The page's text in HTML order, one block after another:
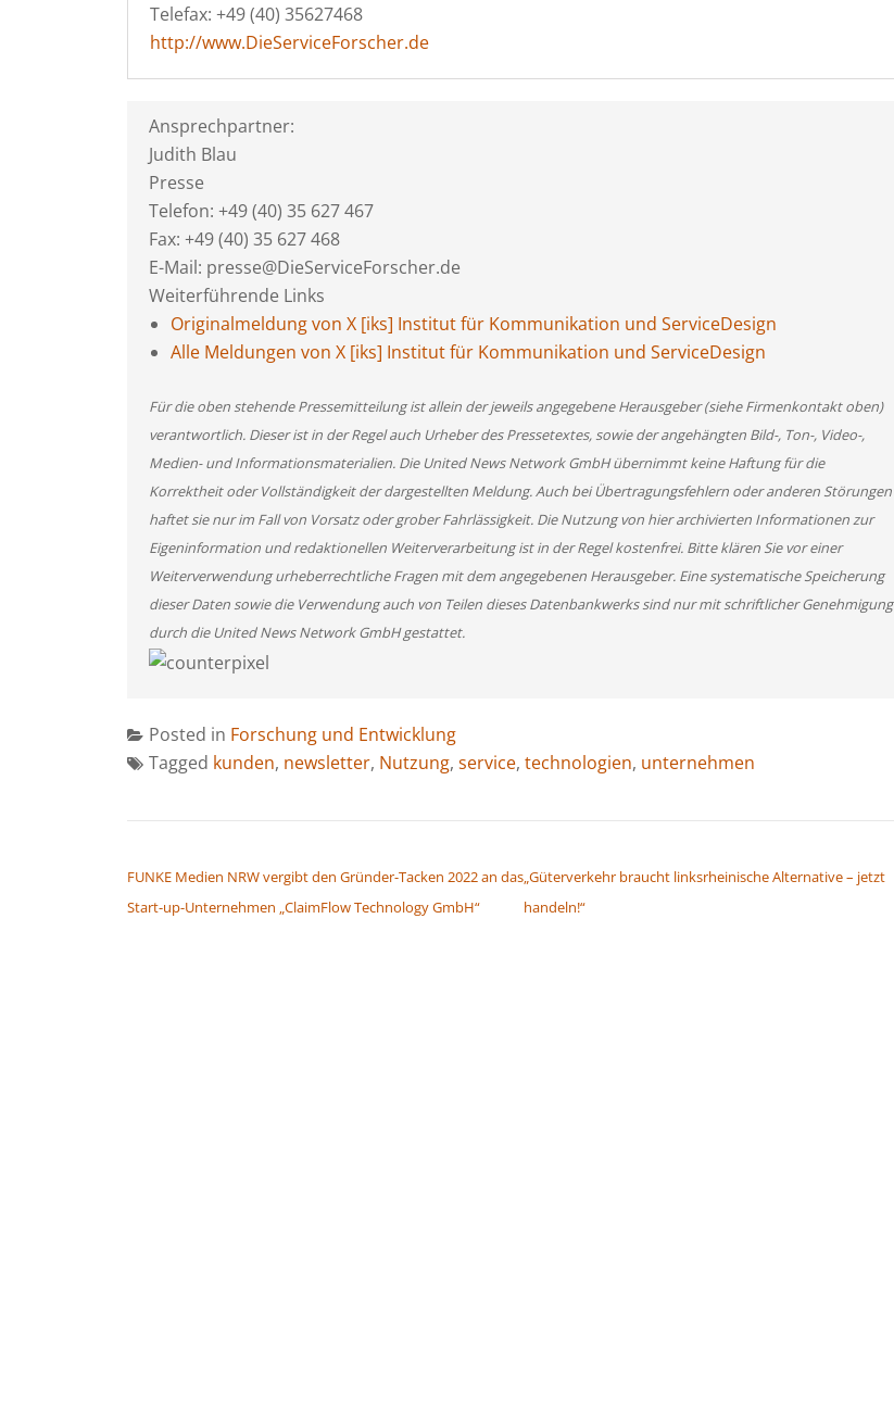
Telefax: +49 (40) 35627468
http://www.DieServiceForscher.de
Ansprechpartner:
Judith Blau
Presse
Telefon: +49 (40) 35 627 467
Fax: +49 (40) 35 627 468
E-Mail: presse@DieServiceForscher.de
Weiterführende Links
Originalmeldung von X [iks] Institut für Kommunikation und ServiceDesign
Alle Meldungen von X [iks] Institut für Kommunikation und ServiceDesign
Für die oben stehende Pressemitteilung ist allein der jeweils angegebene Herausgeber (siehe Firmenkontakt oben)
verantwortlich. Dieser ist in der Regel auch Urheber des Pressetextes, sowie der angehängten Bild-, Ton-, Video-,
Medien- und Informationsmaterialien. Die United News Network GmbH übernimmt keine Haftung für die
Korrektheit oder Vollständigkeit der dargestellten Meldung. Auch bei Übertragungsfehlern oder anderen Störungen
haftet sie nur im Fall von Vorsatz oder grober Fahrlässigkeit. Die Nutzung von hier archivierten Informationen zur
Eigeninformation und redaktionellen Weiterverarbeitung ist in der Regel kostenfrei. Bitte klären Sie vor einer
Weiterverwendung urheberrechtliche Fragen mit dem angegebenen Herausgeber. Eine systematische Speicherung
dieser Daten sowie die Verwendung auch von Teilen dieses Datenbankwerks sind nur mit schriftlicher Genehmigung
durch die United News Network GmbH gestattet.
Posted in Forschung und Entwicklung
Tagged kunden, newsletter, Nutzung, service, technologien, unternehmen
FUNKE Medien NRW vergibt den Gründer-Tacken 2022 an das
Start-up-Unternehmen „ClaimFlow Technology GmbH“
„Güterverkehr braucht linksrheinische Alternative – jetzt
handeln!“